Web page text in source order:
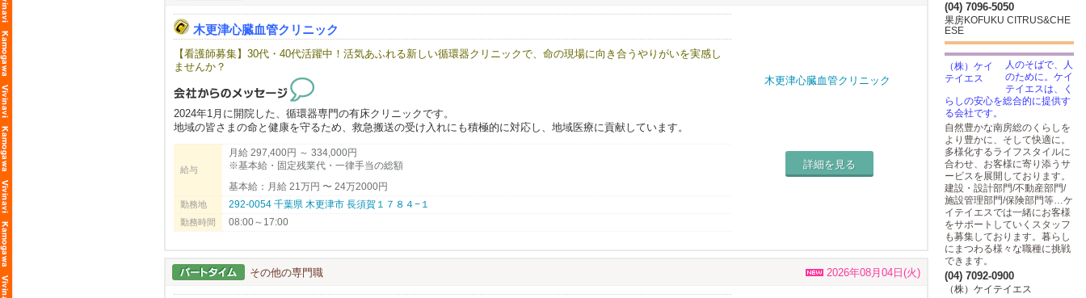
新しい仲間とともに、地域の医療を支えるクリニックを盛り上げていきませんか？
先ずは気軽にお電話ください。
TEL：0438-38-5885
木更津心臓血管クリニック
【看護師募集】30代・40代活躍中！活気あふれる新しい循環器クリニックで、命の現場に向き合うやりがいを実感し
ませんか？
2024年1月に開院した、循環器専門の有床クリニックです。
地域の皆さまの命と健康を守るため、救急搬送の受け入れにも積極的に対応し、地域医療に貢献しています。
◎フレッシュで活気あふれる職場環境
新しいクリニックということもあり、若い世代のスタッフが多数活躍しています。
循環器領域という「人の命に直結する医療現場」だからこそ、医療の最前線で患者様が回復していく姿や、日常を取り
戻していく瞬間を直接目の当たりにできるため、日々の業務に大きなやりがいと誇りを感じられます。
・活気ある職場で、仲間とともに責任感を持って働き、患者様に寄り添った温かいケアを提供したい方
・自身のスキルを高め、プロフェッショナルとして成長したい意欲のある方
給与
月給 297,400円 ～ 334,000円
※基本給・固定残業代・一律手当の総額
基本給：月給 21万円 〜 24万2000円
勤務地 292-0054 千葉県 木更津市 長須賀１７８４−１
勤務時間 08:00～17:00
詳細を見る
その他の専門職 2026年08月04日(火)
(04) 7096-5050
果房KOFUKU CITRUS&CHE
ESE
人のそばで、人
のために。ケイ
テイエスは、く
らしの安心を総合的に提供す
る会社です。
自然豊かな南房総のくらしを
より豊かに、そして快適に。
多様化するライフスタイルに
合わせ、お客様に寄り添うサ
ービスを展開しております。
建設・設計部門/不動産部門/
施設管理部門/保険部門等…ケ
イテイエスでは一緒にお客様
をサポートしていくスタッフ
も募集しております。暮らし
にまつわる様々な職種に挑戦
できます。
(04) 7092-0900
（株）ケイテイエス